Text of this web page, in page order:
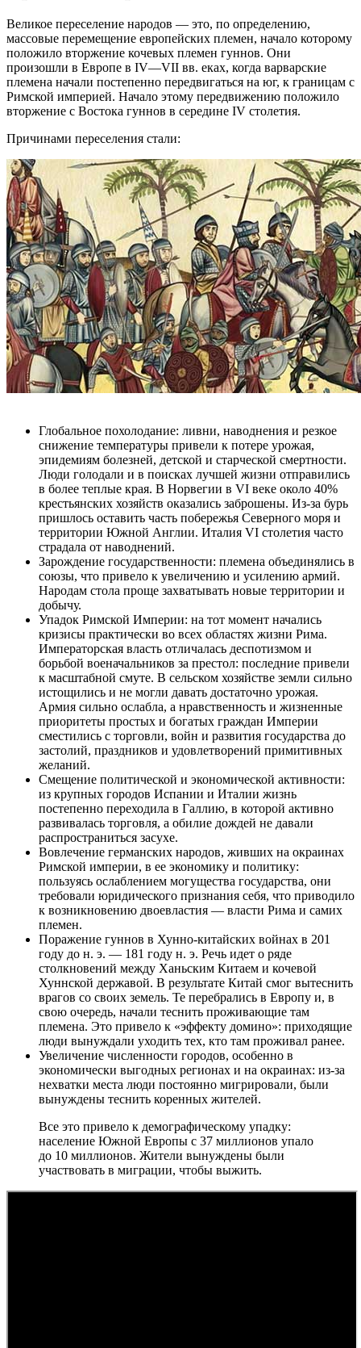
Великое переселение народов — это, по определению,
массовые перемещение европейских племен, начало которому
положило вторжение кочевых племен гуннов. Они
произошли в Европе в IV—VII вв. еках, когда варварские
племена начали постепенно передвигаться на юг, к границам с
Римской империей. Начало этому передвижению положило
вторжение с Востока гуннов в середине IV столетия.
Причинами переселения стали:
Глобальное похолодание: ливни, наводнения и резкое
снижение температуры привели к потере урожая,
эпидемиям болезней, детской и старческой смертности.
Люди голодали и в поисках лучшей жизни отправились
в более теплые края. В Норвегии в VI веке около 40%
крестьянских хозяйств оказались заброшены. Из-за бурь
пришлось оставить часть побережья Северного моря и
территории Южной Англии. Италия VI столетия часто
страдала от наводнений.
Зарождение государственности: племена объединялись в
союзы, что привело к увеличению и усилению армий.
Народам стола проще захватывать новые территории и
добычу.
Упадок Римской Империи: на тот момент начались
кризисы практически во всех областях жизни Рима.
Императорская власть отличалась деспотизмом и
борьбой военачальников за престол: последние привели
к масштабной смуте. В сельском хозяйстве земли сильно
истощились и не могли давать достаточно урожая.
Армия сильно ослабла, а нравственность и жизненные
приоритеты простых и богатых граждан Империи
сместились с торговли, войн и развития государства до
застолий, праздников и удовлетворений примитивных
желаний.
Смещение политической и экономической активности:
из крупных городов Испании и Италии жизнь
постепенно переходила в Галлию, в которой активно
развивалась торговля, а обилие дождей не давали
распространиться засухе.
Вовлечение германских народов, живших на окраинах
Римской империи, в ее экономику и политику:
пользуясь ослаблением могущества государства, они
требовали юридического признания себя, что приводило
к возникновению двоевластия — власти Рима и самих
племен.
Поражение гуннов в Хунно-китайских войнах в 201
году до н. э. — 181 году н. э. Речь идет о ряде
столкновений между Ханьским Китаем и кочевой
Хуннской державой. В результате Китай смог вытеснить
врагов со своих земель. Те перебрались в Европу и, в
свою очередь, начали теснить проживающие там
племена. Это привело к «эффекту домино»: приходящие
люди вынуждали уходить тех, кто там проживал ранее.
Увеличение численности городов, особенно в
экономически выгодных регионах и на окраинах: из-за
нехватки места люди постоянно мигрировали, были
вынуждены теснить коренных жителей.
Все это привело к демографическому упадку:
население Южной Европы с 37 миллионов упало
до 10 миллионов. Жители вынуждены были
участвовать в миграции, чтобы выжить.